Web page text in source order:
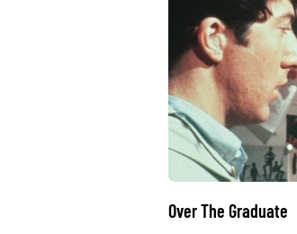
Over The Graduate